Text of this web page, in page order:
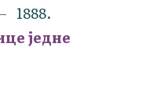
1888.
једне